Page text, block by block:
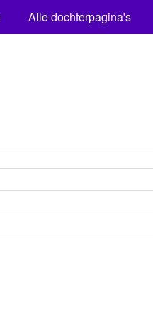
Alle dochterpagina's